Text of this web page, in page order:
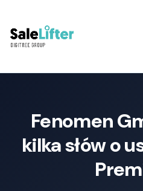
Fenomen
kilka słów o